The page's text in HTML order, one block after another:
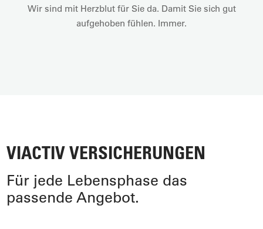
Wir sind mit Herzblut für Sie da. Damit Sie sich gut
aufgehoben fühlen. Immer.
VIACTIV VERSICHERUNGEN
Für jede Lebensphase das
passende Angebot.